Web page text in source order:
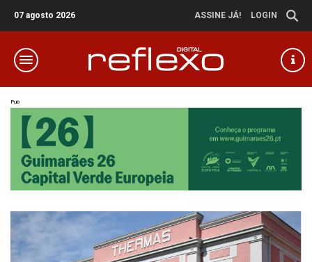
07 agosto 2026 ASSINE JÁ! LOGIN
Pub